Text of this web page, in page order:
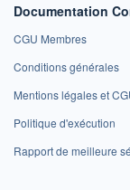
Documentation
CGU Membres
Conditions générales
Mentions légales et
Politique d'exécution
Rapport de meilleure